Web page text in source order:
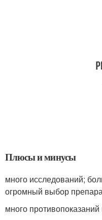
Плюсы и минусы
много исследований;
огромный выбор
много